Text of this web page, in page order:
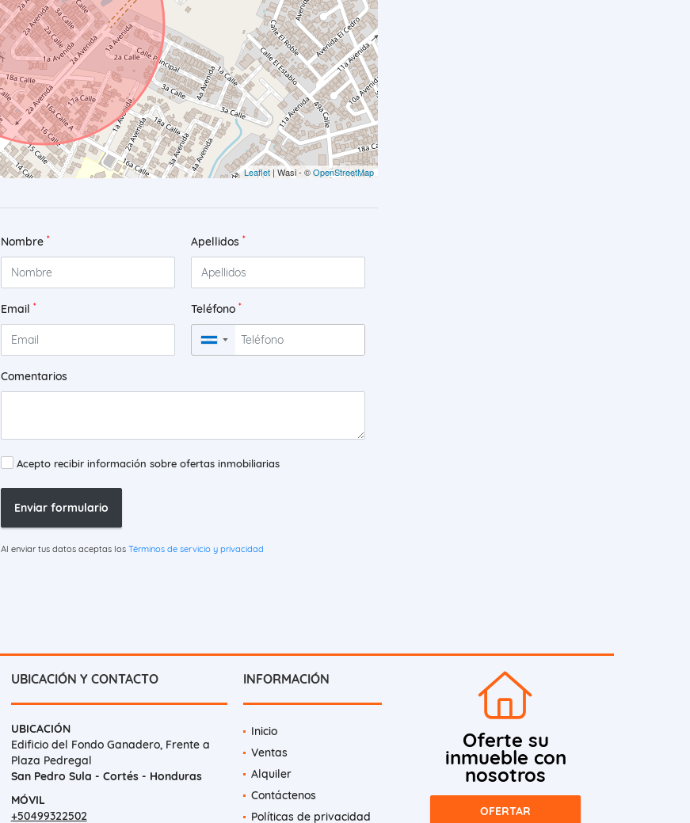
Leaflet | Wasi - ©OpenStreetMap
Nombre * Apellidos *
Email * Teléfono *
▼
Comentarios
Acepto recibir información sobre ofertas inmobiliarias
Enviar formulario
Al enviar tus datos aceptas los Términos de servicio y privacidad
UBICACIÓN Y CONTACTO
UBICACIÓN
Edificio del Fondo Ganadero, Frente a
Plaza Pedregal
San Pedro Sula - Cortés - Honduras
MÓVIL
+50499322502
INFORMACIÓN
Inicio
Ventas
Alquiler
Contáctenos
Políticas de privacidad
Oferte su
inmueble con
nosotros
OFERTAR